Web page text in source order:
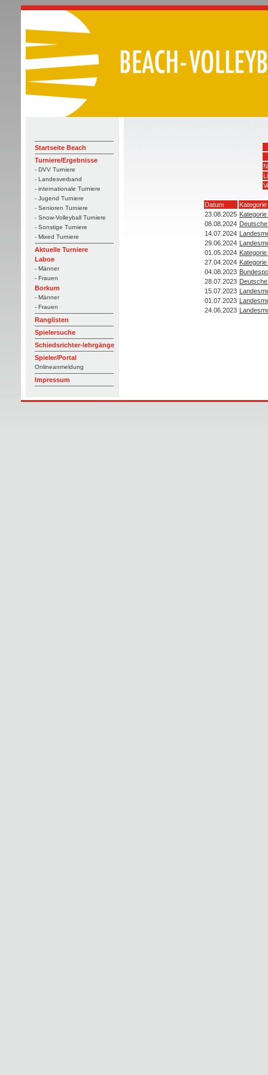
Startseite Beach
Turniere/Ergebnisse
- DVV Turniere
- Landesverband
- internationale Turniere
- Jugend Turniere
- Senioren Turniere
- Snow-Volleyball Turniere
- Sonstige Turniere
- Mixed Turniere
Aktuelle Turniere
Laboe
- Männer
- Frauen
Borkum
- Männer
- Frauen
Ranglisten
Spielersuche
Schiedsrichter-lehrgänge
Spieler/Portal
Onlineanmeldung
Impressum
Datum
Kategorie
23.08.2025 Kategorie
08.08.2024
14.07.2024
29.06.2024
01.05.2024 Kategorie
27.04.2024 Kategorie
04.08.2023
28.07.2023
15.07.2023
01.07.2023
24.06.2023